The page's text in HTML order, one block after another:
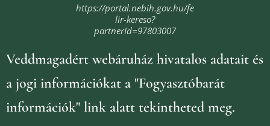
https://portal.nebih.gov.hu/fe
lir-kereso?
partnerId=97803007
Veddmagadért webáruház hivatalos adatait és
a jogi információkat a "Fogyasztóbarát
információk" link alatt tekintheted meg.